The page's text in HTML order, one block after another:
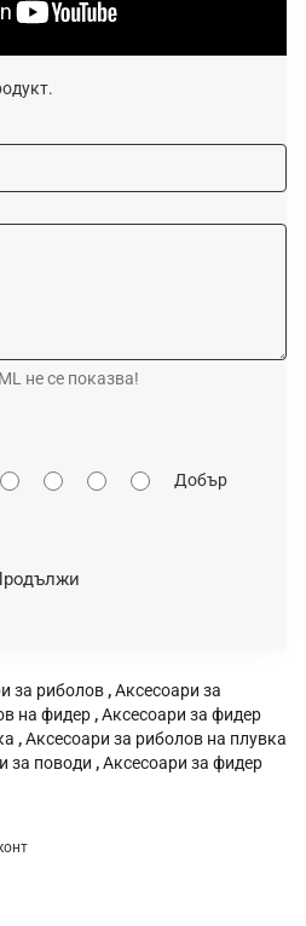
не се показва!
Добър
за риболов ,Аксесоари за
на фидер ,Аксесоари за фидер
,Аксесоари за риболов на плувка
за поводи ,Аксесоари за фидер